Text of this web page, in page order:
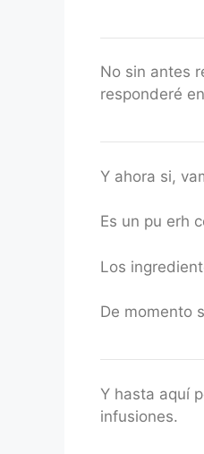
No sin antes
responderé
Y ahora si,
Es un pu erh
Los
De momento
Y hasta aquí
infusiones.